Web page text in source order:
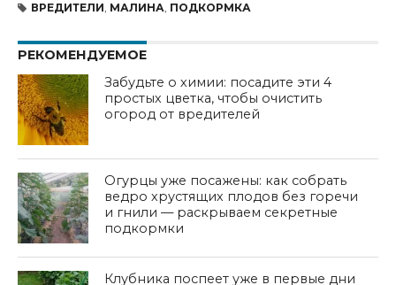
ВРЕДИТЕЛИ, МАЛИНА, ПОДКОРМКА
РЕКОМЕНДУЕМОЕ
Забудьте о химии: посадите эти 4
простых цветка, чтобы очистить
огород от вредителей
Огурцы уже посажены: как собрать
ведро хрустящих плодов без горечи
и гнили — раскрываем секретные
подкормки
Клубника поспеет уже в первые дни